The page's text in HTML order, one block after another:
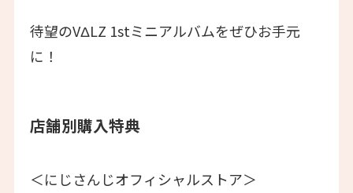
待望のVΔLZ 1stミニアルバムをぜひお手元
に！
店舗別購入特典
＜にじさんじオフィシャルストア＞